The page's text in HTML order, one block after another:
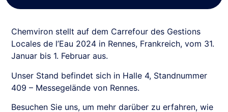
Chemviron stellt auf dem Carrefour des Gestions
Locales de l’Eau 2024 in Rennes, Frankreich, vom 31.
Januar bis 1. Februar aus.
Unser Stand befindet sich in Halle 4, Standnummer
409 – Messegelände von Rennes.
Besuchen Sie uns, um mehr darüber zu erfahren, wie